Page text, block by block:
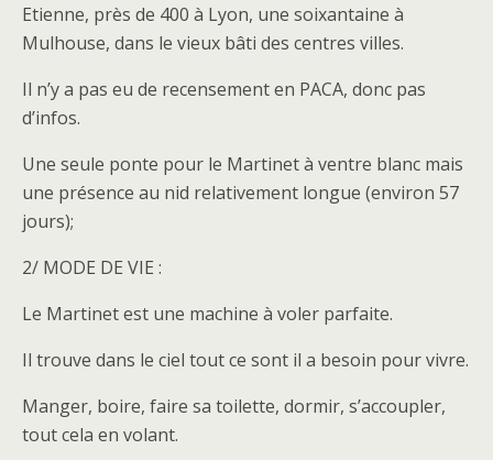
Etienne, près de 400 à Lyon, une soixantaine à
Mulhouse, dans le vieux bâti des centres villes.
Il n’y a pas eu de recensement en PACA, donc pas
d’infos.
Une seule ponte pour le Martinet à ventre blanc mais
une présence au nid relativement longue (environ 57
jours);
2/ MODE DE VIE :
Le Martinet est une machine à voler parfaite.
Il trouve dans le ciel tout ce sont il a besoin pour vivre.
Manger, boire, faire sa toilette, dormir, s’accoupler,
tout cela en volant.